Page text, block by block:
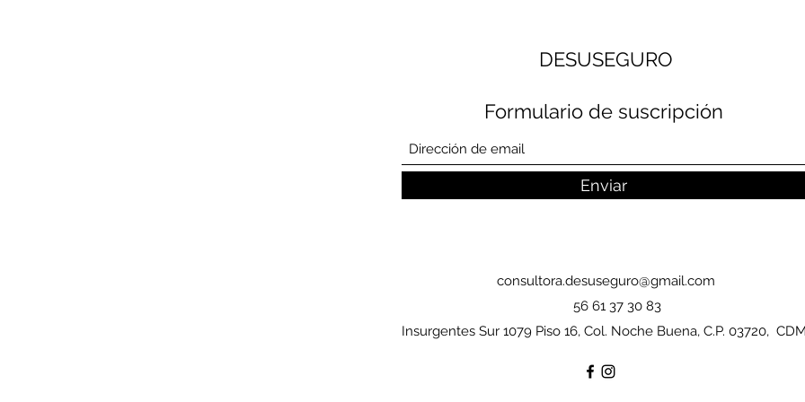
DESUSEGURO
Formulario de suscripción
Enviar
consultora.desuseguro@gmail.com
56 61 37 30 83
Insurgentes Sur 1079 Piso 16, Col. Noche Buena, C.P. 03720,